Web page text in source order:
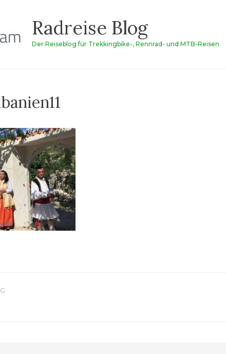
Radreise Blog
Der Reiseblog für Trekkingbike-, Rennrad- und MTB-Reisen